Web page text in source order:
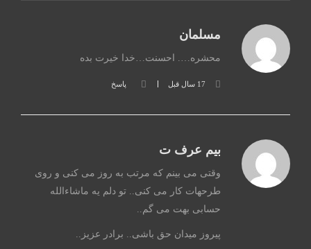
مسلمان
محشره…. احسنت…خدا خیرت بده
17 سال قبل پاسخ
بیم عرف ت
وقتی می بینم که مرتب به روز می کنی و روی
طرحهات کار می کنی.. تو دلم یه ماشاءالله
حسابی بهت می گم..
پیروز میدان حق باشی.. برادر عزیز..